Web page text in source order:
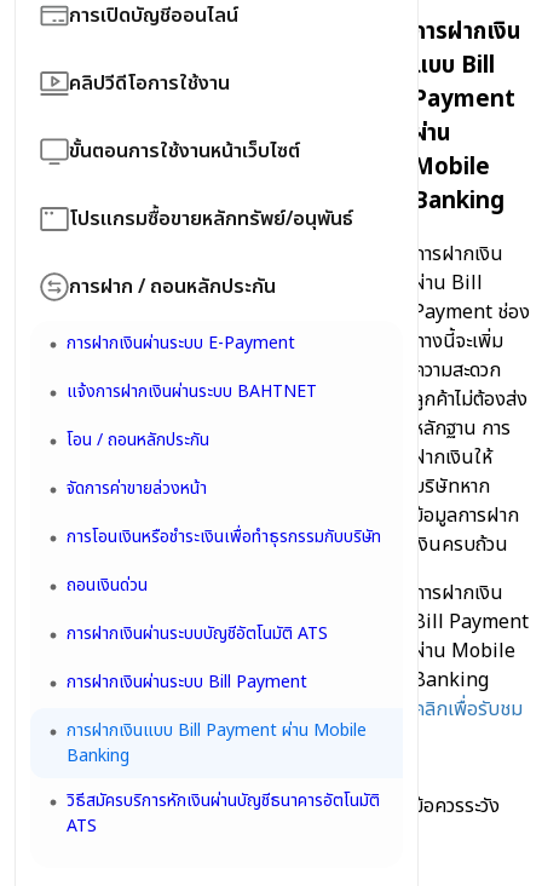
การเปิดบัญชีออนไลน์
อัตราค่านายหน้าซื้อขายหลักทรัพย์/อนุพันธ์
(New)
FAQ : Yuanta New E-Open Account
ขั้นตอนการขอหน้าสมุดบัญชีธนาคารออนไลน์
คลิปวีดีโอการใช้งาน
คลิปวีดีโอการใช้งาน Trading
คลิปวีดีโอการใช้งาน Information
คลิปวีดีโอการใช้งาน บริการ YUANTA อื่นๆ
คลิปวีดีโอ การใช้งาน YUANTA NAVI
ขั้นตอนการใช้งานหน้าเว็บไซต์
หน้าแรก
มือใหม่ เริ่มต้นลงทุนหุ้นออนไลน์
โปรแกรมซื้อขายหลักทรัพย์/อนุพันธ์
YUANTA Radars
Auto Trade
Streaming for Fund
YUANTA NAVI
Settrade API
Trademan
eFin Mobile
Bar Trade & Trade Line
ตราสารแสดงสิทธิในหลักทรัพย์ต่างประเทศ (DR)
Streamnig >>หน้าจอการส่งคำสั่ง,การดูพอร์ท,
DCA Order, Settrade Conditional Order,
Settrade TFEX : Option Wizard
การฝาก / ถอนหลักประกัน
การฝากเงินผ่านระบบ E-Payment
แจ้งการฝากเงินผ่านระบบ BAHTNET
โอน / ถอนหลักประกัน
จัดการค่าขายล่วงหน้า
การโอนเงินหรือชำระเงินเพื่อทำธุรกรรมกับบริษัท
ถอนเงินด่วน
การฝากเงินผ่านระบบบัญชีอัตโนมัติ ATS
การฝากเงินผ่านระบบ Bill Payment
การฝากเงินแบบ Bill Payment ผ่าน Mobile
Banking
วิธีสมัครบริการหักเงินผ่านบัญชีธนาคารอัตโนมัติ
ATS
การฝากเงิน
แบบ Bill
Payment
ผ่าน
Mobile
Banking
การฝากเงิน
ผ่าน Bill
Payment ช่อง
ทางนี้จะเพิ่ม
ความสะดวก
ลูกค้าไม่ต้องส่ง
หลักฐาน การ
ฝากเงินให้
บริษัทหาก
ข้อมูลการฝาก
เงินครบถ้วน
การฝากเงิน
Bill Payment
ผ่าน Mobile
Banking
คลิกเพื่อรับชม
ข้อควรระวัง